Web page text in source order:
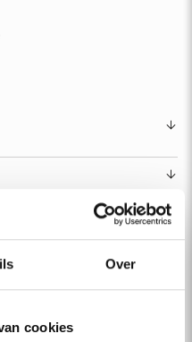
Over
cookies